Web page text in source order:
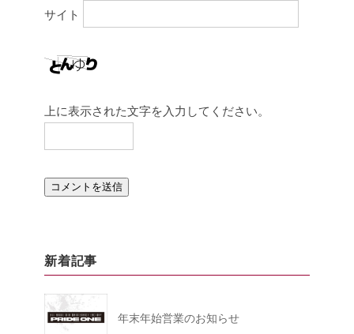
サイト
上に表示された文字を入力してください。
新着記事
年末年始営業のお知らせ